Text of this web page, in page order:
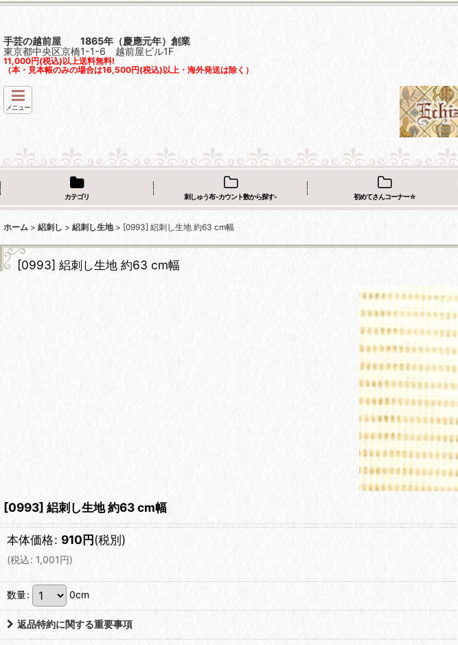
手芸の越前屋 1865年（慶應元年）創業
東京都中央区京橋1-1-6 越前屋ビル1F
11,000円(税込)以上送料無料!
（本・見本帳のみの場合は16,500円(税込)以上・海外発送は除く）
メニュー
カテゴリ 刺しゅう布 -カウント数から探す- 初めてさんコーナー☆
ホーム > 絽刺し > 絽刺し生地 > [0993] 絽刺し生地 約63 cm幅
[0993] 絽刺し生地 約63 cm幅
[0993] 絽刺し生地 約63 cm幅
本体価格: 910円(税別)
(税込: 1,001円)
数量: 0cm
返品特約に関する重要事項